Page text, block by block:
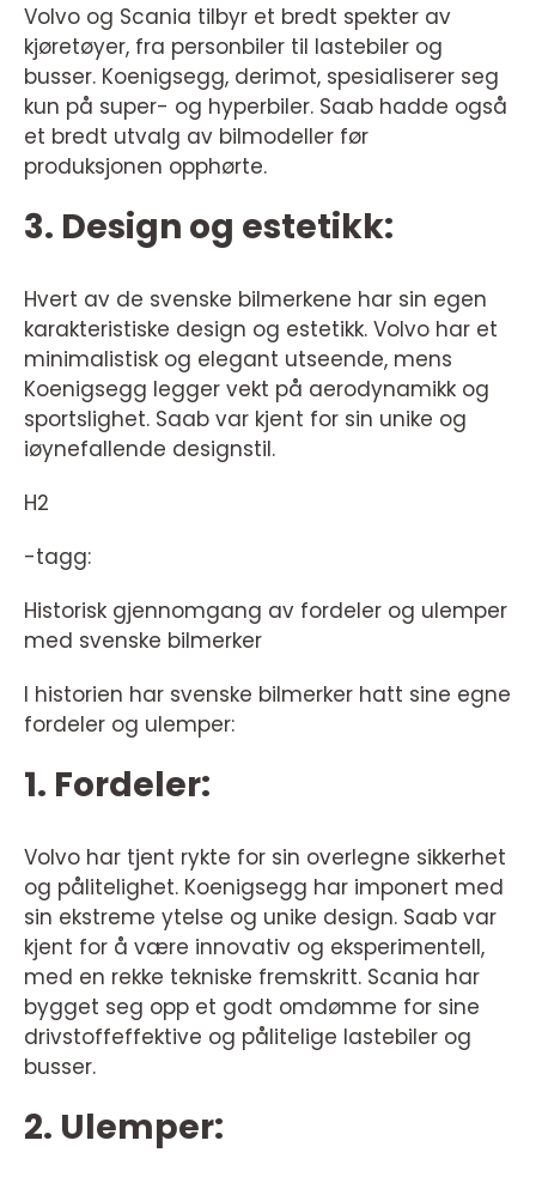
Volvo og Scania tilbyr et bredt spekter av
kjøretøyer, fra personbiler til lastebiler og
busser. Koenigsegg, derimot, spesialiserer seg
kun på super- og hyperbiler. Saab hadde også
et bredt utvalg av bilmodeller før
produksjonen opphørte.
3. Design og estetikk:
Hvert av de svenske bilmerkene har sin egen
karakteristiske design og estetikk. Volvo har et
minimalistisk og elegant utseende, mens
Koenigsegg legger vekt på aerodynamikk og
sportslighet. Saab var kjent for sin unike og
iøynefallende designstil.
H2
-tagg:
Historisk gjennomgang av fordeler og ulemper
med svenske bilmerker
I historien har svenske bilmerker hatt sine egne
fordeler og ulemper:
1. Fordeler:
Volvo har tjent rykte for sin overlegne sikkerhet
og pålitelighet. Koenigsegg har imponert med
sin ekstreme ytelse og unike design. Saab var
kjent for å være innovativ og eksperimentell,
med en rekke tekniske fremskritt. Scania har
bygget seg opp et godt omdømme for sine
drivstoffeffektive og pålitelige lastebiler og
busser.
2. Ulemper: